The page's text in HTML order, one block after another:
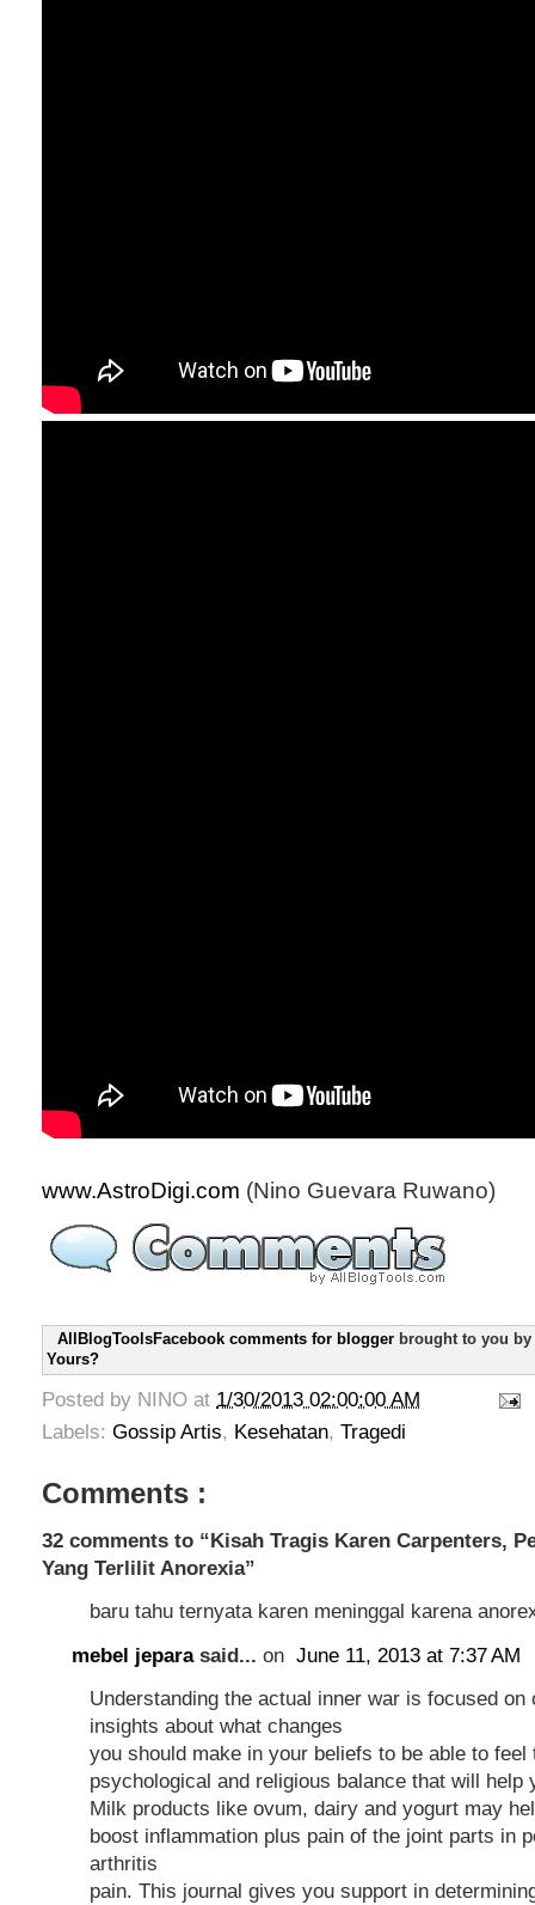
www.AstroDigi.com (Nino Guevara Ruwano)
AllBlogToolsFacebook comments for blogger brought to you by
Yours?
Posted by NINO at 1/30/2013 02:00:00 AM
Labels: Gossip Artis, Kesehatan, Tragedi
Comments :
32 comments to “Kisah Tragis Karen Carpenters,
Yang Terlilit Anorexia”
baru tahu ternyata karen meninggal karena
mebel jeparasaid... on June 11, 2013 at 7:37 AM
Understanding the actual inner war is focused on
insights about what changes
you should make in your beliefs to be able to feel
psychological and religious balance that will help
Milk products like ovum, dairy and yogurt may
boost inflammation plus pain of the joint parts in
arthritis
pain. This journal gives you support in